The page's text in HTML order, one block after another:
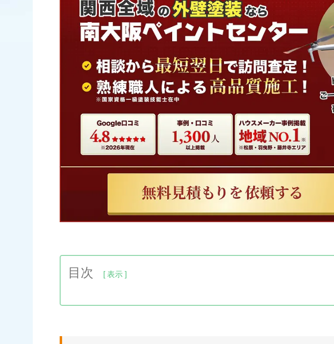
目次
1.大正区で外壁塗装業者を選ぶ7つのポイント